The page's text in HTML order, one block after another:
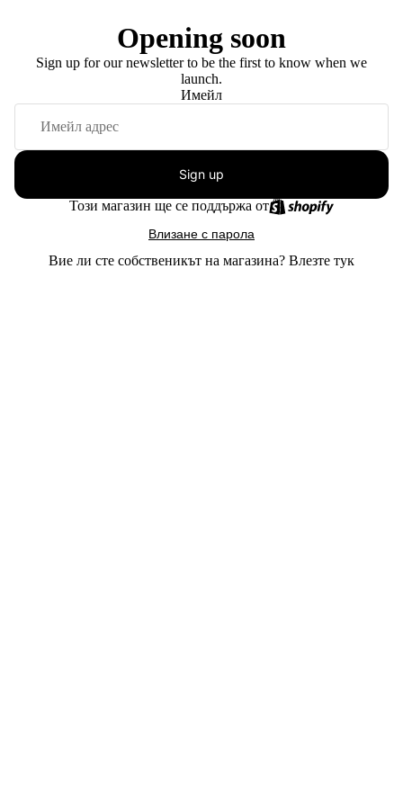
Opening soon
Sign up for our newsletter to be the first to know when we
launch.
Имейл
Sign up
Този магазин ще се поддържа от
Влизане с парола
Вие ли сте собственикът на магазина? Влезте тук